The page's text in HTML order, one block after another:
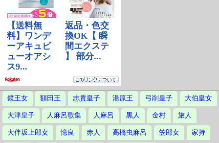
鏡王女 額田王 志貴皇子 湯原王 弓削皇子 大伯皇女
大津皇子 人麻呂歌集 人麻呂 黒人 金村 旅人
大伴坂上郎女 憶良 赤人 高橋虫麻呂 笠郎女 家持